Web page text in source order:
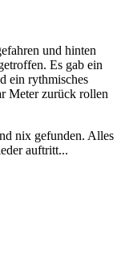
und hinten
Es gab ein
ein rythmisches
Meter zurück rollen
nix gefunden. Alles
auftritt...